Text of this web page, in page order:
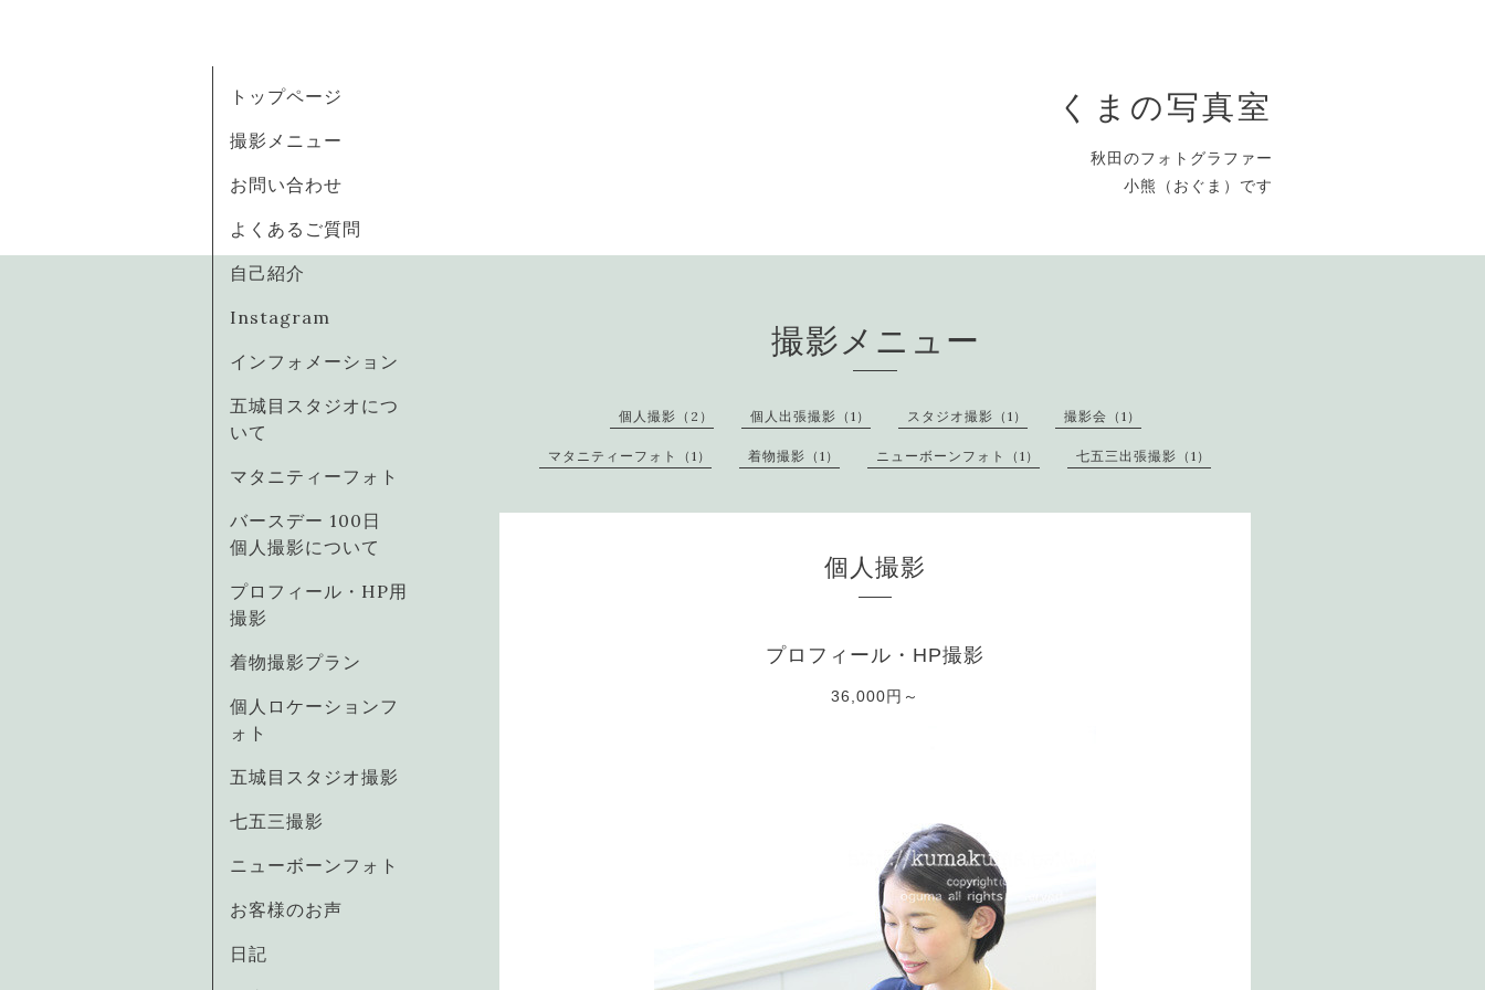
くまの写真室
秋田のフォトグラファー
小熊（おぐま）です
トップページ
撮影メニュー
お問い合わせ
よくあるご質問
自己紹介
Instagram
インフォメーション
五城目スタジオにつ
いて
マタニティーフォト
バースデー 100日
個人撮影について
プロフィール・HP用
撮影
着物撮影プラン
個人ロケーションフ
ォト
五城目スタジオ撮影
七五三撮影
ニューボーンフォト
お客様のお声
日記
撮影メニュー
個人撮影（2） 個人出張撮影（1） スタジオ撮影（1） 撮影会（1）
マタニティーフォト（1） 着物撮影（1） ニューボーンフォト（1） 七五三出張撮影（1）
個人撮影
プロフィール・HP撮影
36,000円～